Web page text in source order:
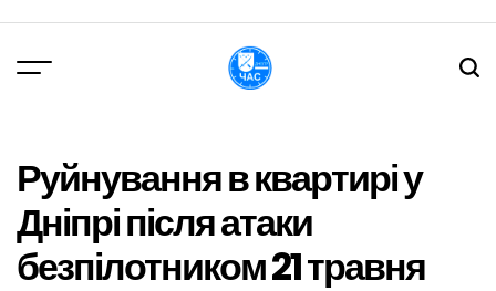
вмісту
Руйнування в квартирі у
Дніпрі після атаки
безпілотником 21 травня